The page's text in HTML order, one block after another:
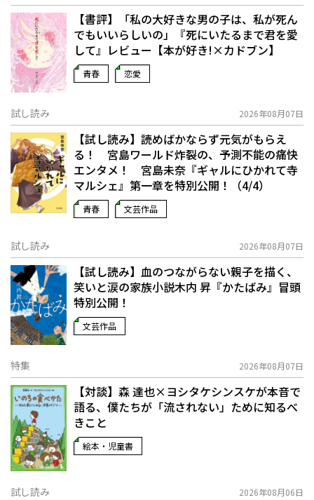
【書評】「私の大好きな男の子は、私が死ん
でもいいらしいの」――『死にいたるまで君を愛
して』レビュー【本が好き!×カドブン】
青春 恋愛
試し読み 2026年08月07日
【試し読み】読めばかならず元気がもらえ
る！ 宮島ワールド炸裂の、予測不能の痛快
エンタメ！ 宮島未奈『ギャルにひかれて寺
マルシェ』第一章を特別公開！（4/4）
青春 文芸作品
試し読み 2026年08月07日
【試し読み】血のつながらない親子を描く、
笑いと涙の家族小説――木内 昇『かたばみ』冒頭
特別公開！
文芸作品
特集 2026年08月07日
【対談】森 達也×ヨシタケシンスケが本音で
語る、僕たちが「流されない」ために知るべ
きこと
絵本・児童書
試し読み 2026年08月06日